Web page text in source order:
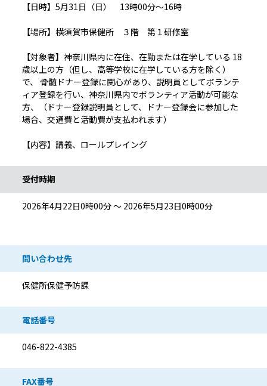
【日時】5月31日（日） 13時00分～16時
【場所】横須賀市保健所 ３階 第１研修室
【対象者】神奈川県内に在住、在勤または在学している 18
歳以上の方（但し、高等学校に在学している方を除く）
で、 骨髄ドナー登録に関心があり、説明員としてボランテ
ィア登録を行い、神奈川県内でボランティア活動が可能な
方、（ドナー登録説明員として、ドナー登録会に参加した
場合、交通費と活動費が支払われます）
【内容】講義、ロールプレイング
受付時期
2026年4月22日0時00分 ～ 2026年5月23日0時00分
問い合わせ先
保健所保健予防課
電話番号
046-822-4385
FAX番号